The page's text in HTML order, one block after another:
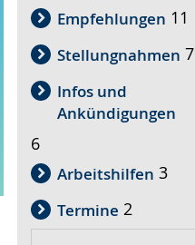
Empfehlungen 11
Stellungnahmen 7
Infos und
Ankündigungen
6
Arbeitshilfen 3
Termine 2